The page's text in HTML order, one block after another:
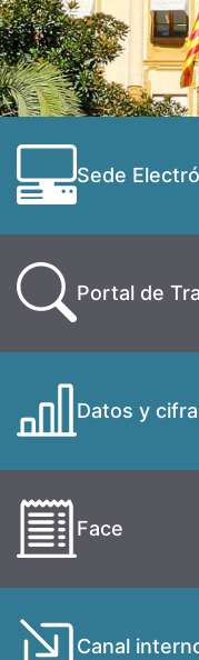
Sede
Portal de
Datos y
Face
Canal